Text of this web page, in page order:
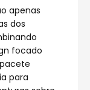
apenas
dos
focado
para